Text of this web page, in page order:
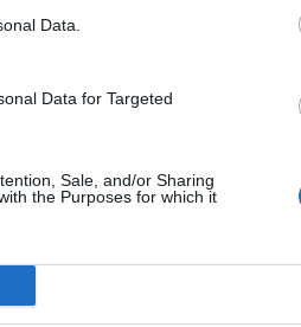
Data.
Data for Targeted
Sale, and/or Sharing
the Purposes for which it